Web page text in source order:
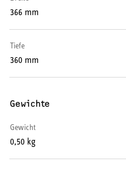
Händetrockner
Lüftungsanlagen
366 mm
Tiefe
360 mm
Gewichte
Gewicht
0,50 kg